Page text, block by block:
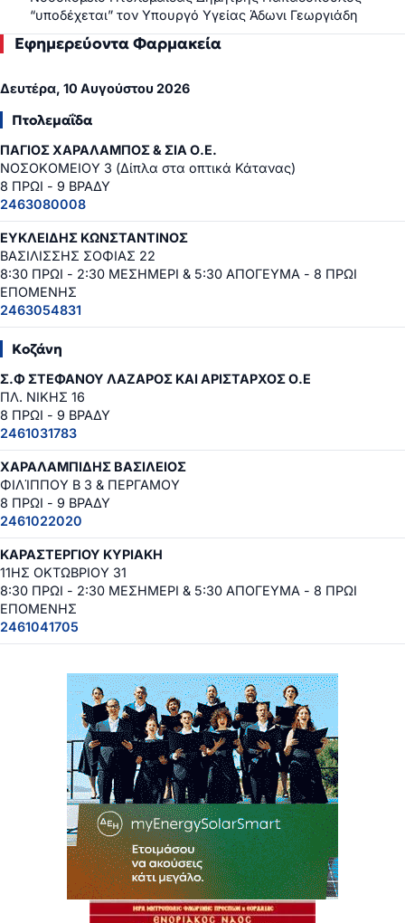
“υποδέχεται” τον Υπουργό Υγείας Άδωνι Γεωργιάδη
Εφημερεύοντα Φαρμακεία
Δευτέρα, 10 Αυγούστου 2026
Πτολεμαΐδα
ΠΑΓΙΟΣ ΧΑΡΑΛΑΜΠΟΣ & ΣΙΑ Ο.Ε.
ΝΟΣΟΚΟΜΕΙΟΥ 3 (Δίπλα στα οπτικά Κάτανας)
8 ΠΡΩΙ - 9 ΒΡΑΔΥ
2463080008
ΕΥΚΛΕΙΔΗΣ ΚΩΝΣΤΑΝΤΙΝΟΣ
ΒΑΣΙΛΙΣΣΗΣ ΣΟΦΙΑΣ 22
8:30 ΠΡΩΙ - 2:30 ΜΕΣΗΜΕΡΙ & 5:30 ΑΠΟΓΕΥΜΑ - 8 ΠΡΩΙ
ΕΠΟΜΕΝΗΣ
2463054831
Κοζάνη
Σ.Φ ΣΤΕΦΑΝΟΥ ΛΑΖΑΡΟΣ ΚΑΙ ΑΡΙΣΤΑΡΧΟΣ Ο.Ε
ΠΛ. ΝΙΚΗΣ 16
8 ΠΡΩΙ - 9 ΒΡΑΔΥ
2461031783
ΧΑΡΑΛΑΜΠΙΔΗΣ ΒΑΣΙΛΕΙΟΣ
ΦΙΛΊΠΠΟΥ Β 3 & ΠΕΡΓΑΜΟΥ
8 ΠΡΩΙ - 9 ΒΡΑΔΥ
2461022020
ΚΑΡΑΣΤΕΡΓΙΟΥ ΚΥΡΙΑΚΗ
11ΗΣ ΟΚΤΩΒΡΙΟΥ 31
8:30 ΠΡΩΙ - 2:30 ΜΕΣΗΜΕΡΙ & 5:30 ΑΠΟΓΕΥΜΑ - 8 ΠΡΩΙ
ΕΠΟΜΕΝΗΣ
2461041705